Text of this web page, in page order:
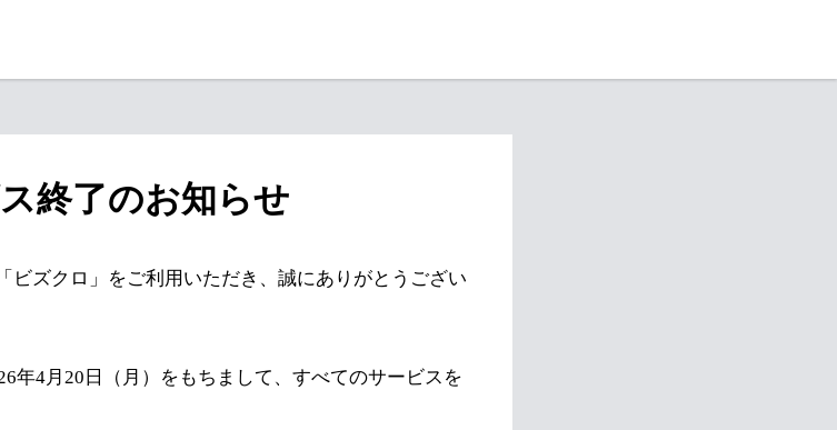
終了のお知らせ
ビズクロ」をご利用いただき、誠にありがとうござい
年4月20日（月）をもちまして、すべてのサービスを